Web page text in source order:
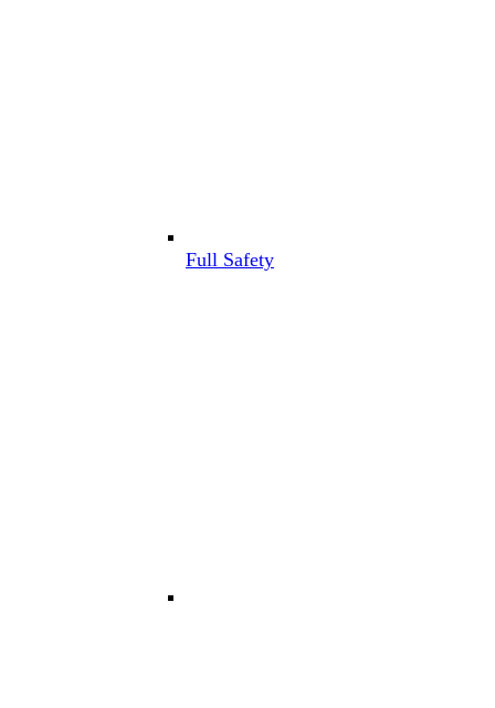
Full Safety